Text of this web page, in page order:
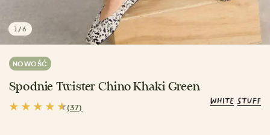
1 /6
NOWOŚĆ
Spodnie Twister Chino Khaki Green
(37)